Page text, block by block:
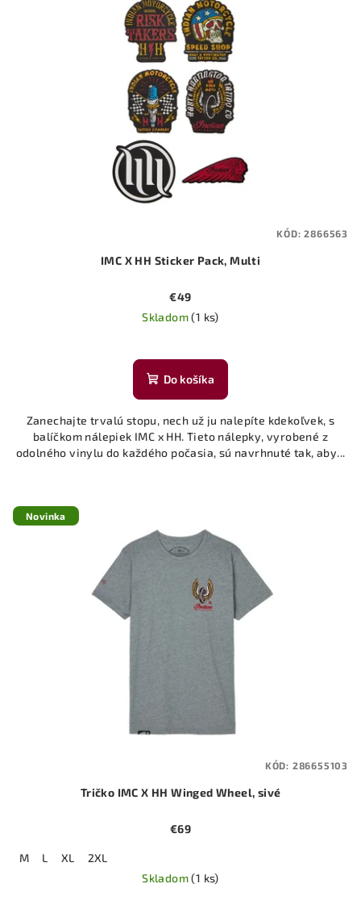
IMC X HH Sticker Pack, Multi
€49
Skladom(1 ks)
Do košíka
Zanechajte trvalú stopu, nech už ju nalepíte kdekoľvek, s
balíčkom nálepiek IMC x HH. Tieto nálepky, vyrobené z
odolného vinylu do každého počasia, sú navrhnuté tak, aby...
KÓD:2866563
Novinka
Tričko IMC X HH Winged Wheel, sivé
€69
M L XL
2XL
Skladom(1 ks)
KÓD: 286655103